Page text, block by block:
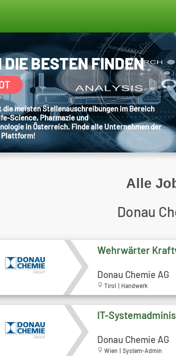
DIE BESTEN FINDEN
meisten Stellenauschreibungen im Bereich
Science, Pharmazie und
in Österreich. Finde alle Unternehmen der
Plattform!
Alle
Donau
Wehrwärter
Donau Chemie AG
Tirol | Handwerk
IT-
Donau Chemie AG
Wien | System-Admin